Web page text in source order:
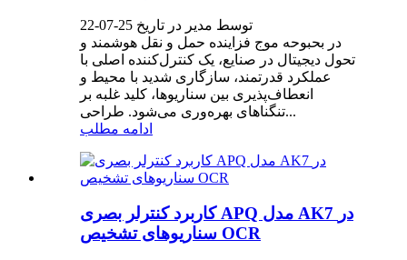
توسط مدیر در تاریخ 25-07-22
در بحبوحه موج فزاینده حمل و نقل هوشمند و
تحول دیجیتال در صنایع، یک کنترل‌کننده اصلی با
عملکرد قدرتمند، سازگاری شدید با محیط و
انعطاف‌پذیری بین سناریوها، کلید غلبه بر
تنگناهای بهره‌وری می‌شود. طراحی...
ادامه مطلب
کاربرد کنترلر بصری APQ مدل AK7 در
سناریوهای تشخیص OCR